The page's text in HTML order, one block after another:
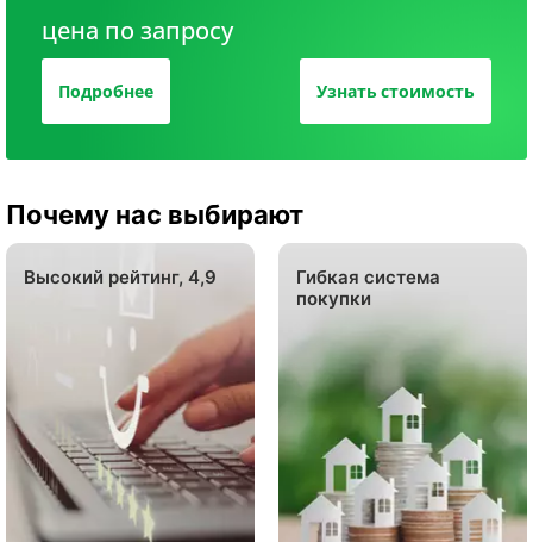
цена по запросу
Подробнее Узнать стоимость
Почему нас выбирают
Высокий рейтинг, 4,9
Гибкая система
покупки